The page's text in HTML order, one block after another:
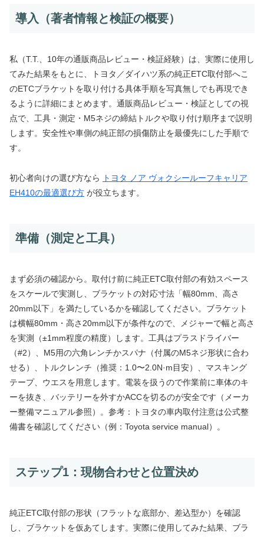
導入（著者情報と検証の概要）
私（T.T.、10年の通販商品レビュー・検証経験）は、実際に使用し
てみた結果をもとに、トヨタ／ダイハツ系の純正ETC取付部へこ
のETCブラケットを取り付ける具体手順を写真無しでも再現でき
るように詳細にまとめます。通販商品レビュー・検証としての視
点で、工具・測定・M5ネジの締結トルクや取り付け順序まで説明
します。安全性や車側の純正部の損傷防止を最優先にした手順で
す。
初心者向けの選び方なら
トヨタ ノア ヴォクシールーフキャリア
EH410の最適選び方 が役立ちます。
準備（測定と工具）
まず必須の確認から。取付け前に純正ETC取付部の有効スペース
をスケールで実測し、ブラケットの対応寸法「幅80mm、高さ
20mm以下」を満たしているかを確認してください。ブラケット
は横幅80mm・高さ20mm以下が条件なので、メジャーで幅と高さ
を実測（±1mm程度の精度）します。工具はプラスドライバー
（#2）、M5用の六角レンチかスパナ（付属のM5ネジ形状に合わ
せる）、トルクレンチ（推奨：1.0〜2.0N·m目安）、マスキング
テープ、ウエスを用意します。電装を扱うので作業前に車体のキ
ーを抜き、バッテリーを外すかACCを切るのが安全です（メーカ
ー整備マニュアル参照）。参考：トヨタの車内取付注意は公式整
備書を確認してください（例：Toyota service manual）。
ステップ1：現物合わせと位置決め
純正ETC取付部の形状（フラットな底部か、差込型か）を確認
し、ブラケットを仮あてします。実際に使用してみた結果、ブラ